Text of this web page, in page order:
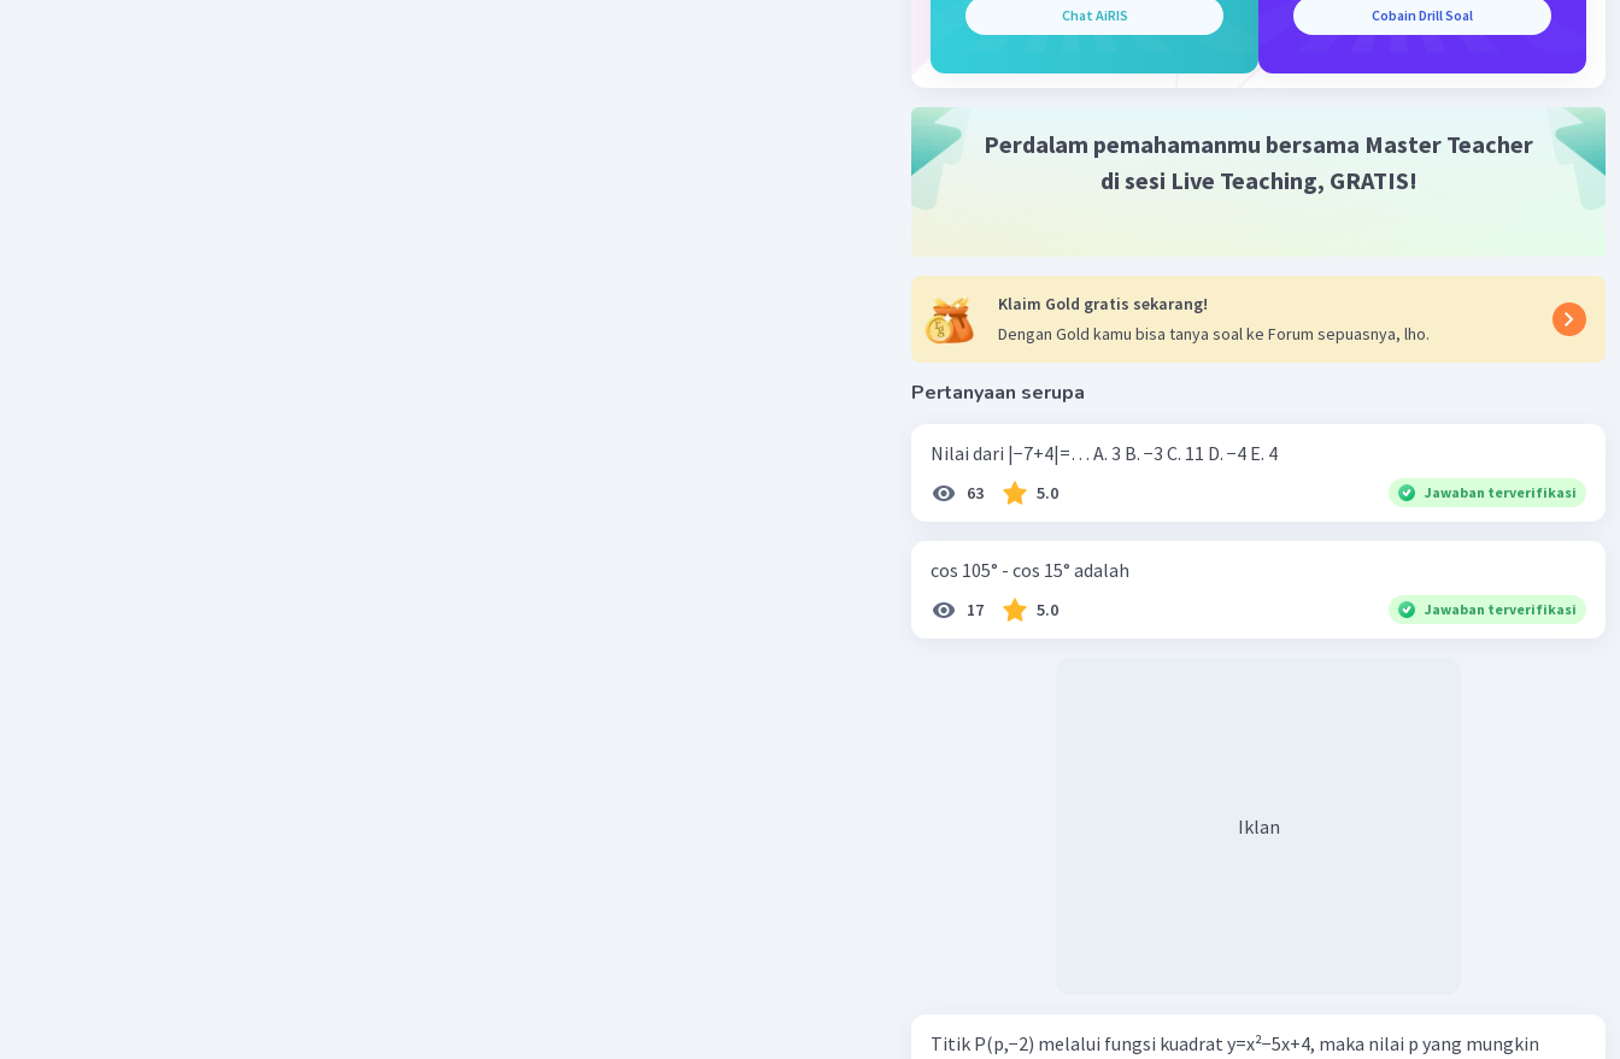
Chat AiRIS Cobain Drill Soal
Perdalam pemahamanmu bersama Master Teacher
di sesi Live Teaching, GRATIS!
Klaim Gold gratis sekarang!
Dengan Gold kamu bisa tanya soal ke Forum sepuasnya, lho.
Pertanyaan serupa
Nilai dari |−7+4|=… A. 3 B. −3 C. 11 D. −4 E. 4
63 5.0 Jawaban terverifikasi
cos 105° - cos 15° adalah
17 5.0 Jawaban terverifikasi
Iklan
Titik P(p,−2) melalui fungsi kuadrat y=x²−5x+4, maka nilai p yang mungkin